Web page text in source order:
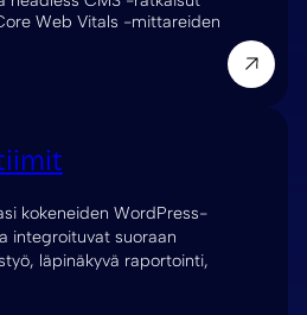
Web Vitals -mittareiden
kokeneiden WordPress-
integroituvat suoraan
läpinäkyvä raportointi,